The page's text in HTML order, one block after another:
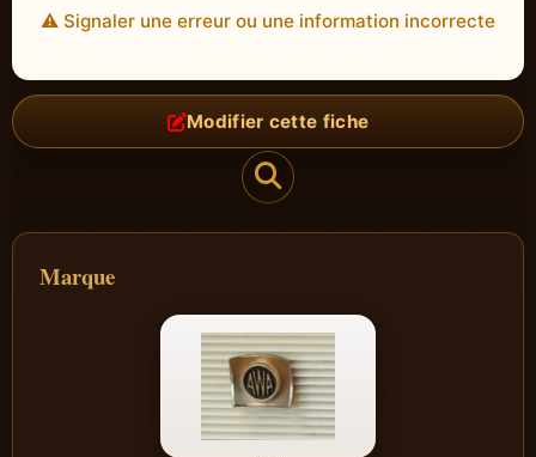
⚠️ Signaler une erreur ou une information incorrecte
Modifier cette fiche
Marque